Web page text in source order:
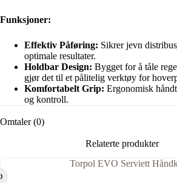
Funksjoner:
Effektiv Påføring: Sikrer jevn
optimale resultater.
Holdbar Design: Bygget for å tåle
gjør det til et pålitelig verktøy for
Komfortabelt Grip: Ergonomisk
og kontroll.
Omtaler (0)
Relaterte produkter